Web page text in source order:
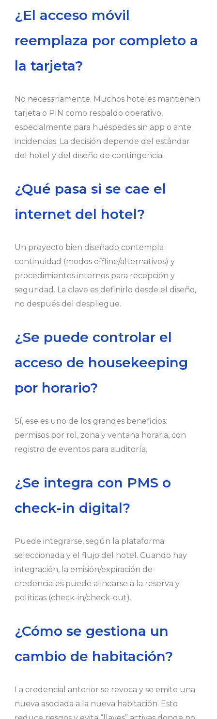
¿El acceso móvil
reemplaza por completo a
la tarjeta?
No necesariamente. Muchos hoteles mantienen
tarjeta o PIN como respaldo operativo,
especialmente para huéspedes sin app o ante
incidencias. La decisión depende del estándar
del hotel y del diseño de contingencia.
¿Qué pasa si se cae el
internet del hotel?
Un proyecto bien diseñado contempla
continuidad (modos offline/alternativos) y
procedimientos internos para recepción y
seguridad. La clave es definirlo desde el diseño,
no después del despliegue.
¿Se puede controlar el
acceso de housekeeping
por horario?
Sí, ese es uno de los grandes beneficios:
permisos por rol, zona y ventana horaria, con
registro de eventos para auditoría.
¿Se integra con PMS o
check-in digital?
Puede integrarse, según la plataforma
seleccionada y el flujo del hotel. Cuando hay
integración, la emisión/expiración de
credenciales puede alinearse a la reserva y
políticas (check-in/check-out).
¿Cómo se gestiona un
cambio de habitación?
La credencial anterior se revoca y se emite una
nueva asociada a la nueva habitación. Esto